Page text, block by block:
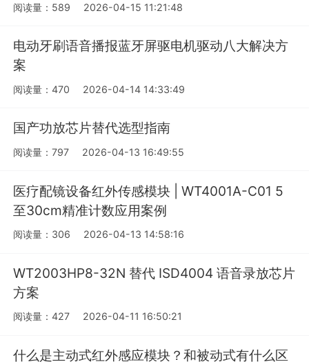
阅读量：589 2026-04-15 11:21:48
电动牙刷语音播报蓝牙屏驱电机驱动八大解决方
案
阅读量：470 2026-04-14 14:33:49
国产功放芯片替代选型指南
阅读量：797 2026-04-13 16:49:55
医疗配镜设备红外传感模块 | WT4001A-C01 5
至30cm精准计数应用案例
阅读量：306 2026-04-13 14:58:16
WT2003HP8-32N 替代 ISD4004 语音录放芯片
方案
阅读量：427 2026-04-11 16:50:21
什么是主动式红外感应模块？和被动式有什么区